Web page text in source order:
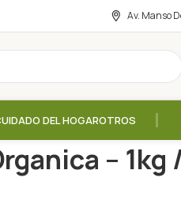
Av. Manso
DEL HOGAROTROS
–